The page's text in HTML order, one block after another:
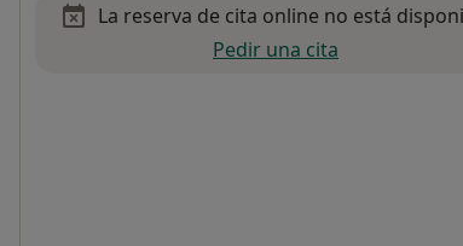
La reserva de cita online no está
Pedir una cita